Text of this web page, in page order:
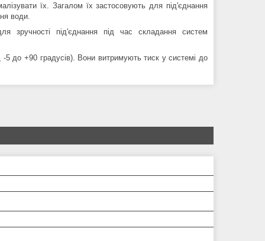
їх. Загалом їх застосовують для під'єднання
води.
зручності під'єднання під час складання систем
-5 до +90 градусів). Вони витримують тиск у системі до